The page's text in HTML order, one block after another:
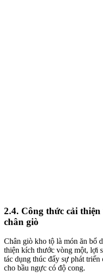
2.4. Công thức cải
chân giò
Chân giò kho tộ là món ăn bổ
thiện kích thước vòng một, lợi
tác dụng thúc đẩy sự phát
cho bầu ngực có độ cong.